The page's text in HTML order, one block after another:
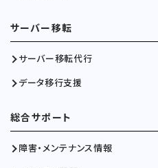
サーバー移転
サーバー移転代行
データ移行支援
総合サポート
障害・メンテナンス情報